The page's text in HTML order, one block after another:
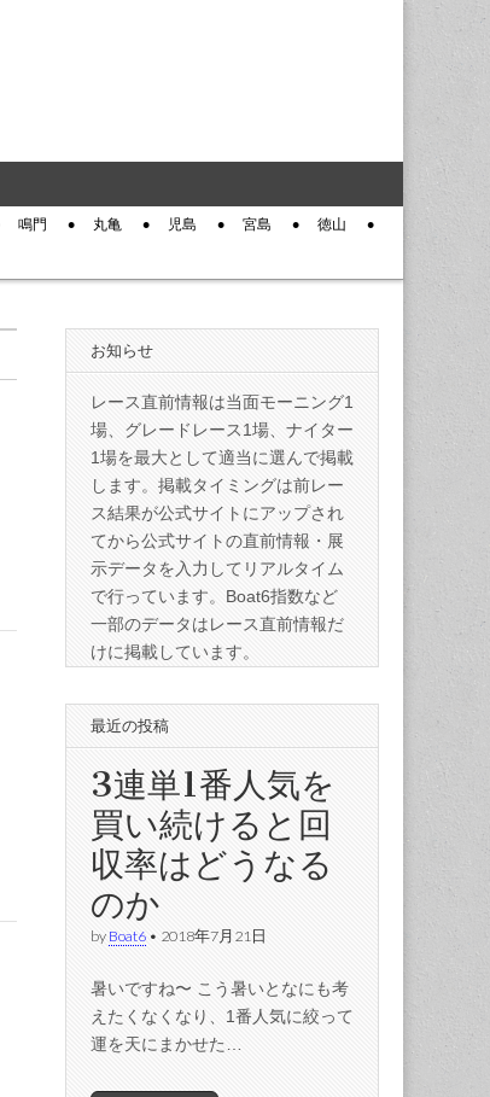
鳴門 丸亀 児島 宮島 徳山
お知らせ
レース直前情報は当面モーニング1
場、グレードレース1場、ナイター
1場を最大として適当に選んで掲載
します。掲載タイミングは前レー
ス結果が公式サイトにアップされ
てから公式サイトの直前情報・展
示データを入力してリアルタイム
で行っています。Boat6指数など
一部のデータはレース直前情報だ
けに掲載しています。
最近の投稿
3連単1番人気を
買い続けると回
収率はどうなる
のか
by Boat6 • 2018年7月21日
暑いですね〜 こう暑いとなにも考
えたくなくなり、1番人気に絞って
運を天にまかせた…